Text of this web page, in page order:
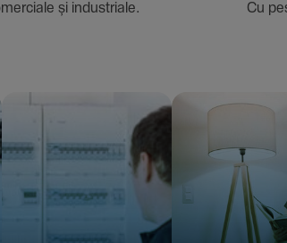
comer­ciale și indus­triale. Cu peste